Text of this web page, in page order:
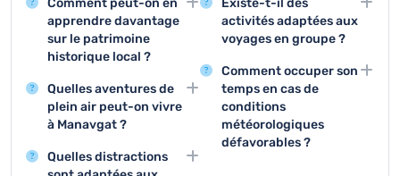
de découvrir la beauté
naturelle et historique
de la région.
visiter Manavgat se
situe entre mai et
octobre, avec des
températures agréables
et un ensoleillement
optimal pour profiter des
activités touristiques et
Comment peut-on en
apprendre davantage
sur le patrimoine
historique local ?
Le musée
archéologique de Side
et les ruines antiques
sont des sites
exceptionnels pour
comprendre l'histoire
Quelles aventures de
plein air peut-on vivre
à Manavgat ?
Manavgat propose des
activités comme la
Quelles distractions
archéologiques de Side.
spectacles traditionnels,
des festivals locaux et
des démonstrations
artisanales qui
permettent de découvrir
la culture turque.
Existe-t-il des
activités adaptées aux
voyages en groupe ?
Les excursions en
bateau, les visites
guidées des sites
historiques et les
randonnées organisées
Comment occuper son
temps en cas de
conditions
météorologiques
défavorables ?